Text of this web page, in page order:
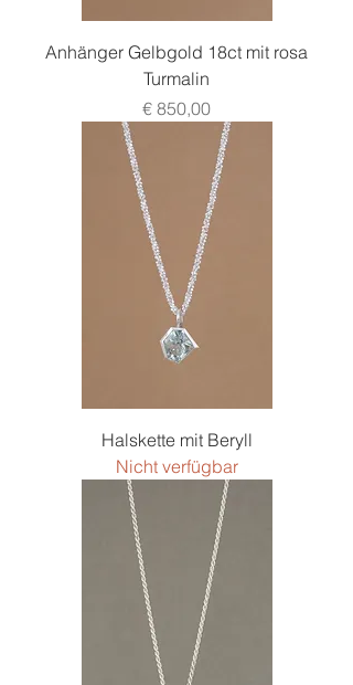
Anhänger Gelbgold 18ct mit rosa
Turmalin
Preis
€ 850,00
Halskette mit Beryll
Nicht verfügbar